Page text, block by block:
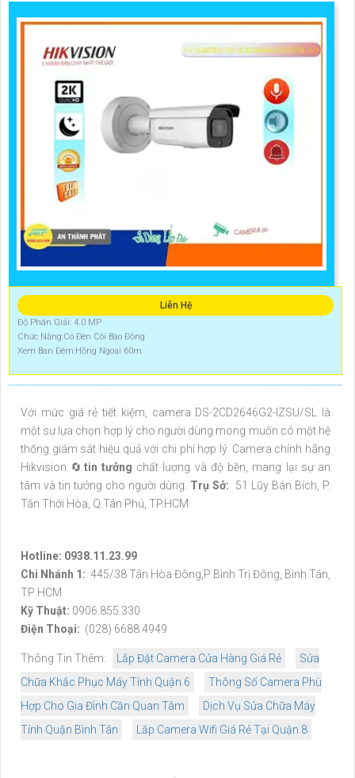
Liên Hệ
Độ Phân Giải: 4.0 MP
Chức Năng:Có Đèn Còi Báo Động
Xem Ban Đêm:Hồng Ngoại 60m
Với mức giá rẻ tiết kiệm, camera DS-2CD2646G2-IZSU/SL là
một sự lựa chọn hợp lý cho người dùng mong muốn có một hệ
thống giám sát hiệu quả với chi phí hợp lý. Camera chính hãng
Hikvision 🔄 tin tưởng chất lượng và độ bền, mang lại sự an
tâm và tin tưởng cho người dùng. Trụ Sở:
51 Lũy Bán Bích, P.
Tân Thới Hòa, Q.Tân Phú, TP.HCM
Hotline: 0938.11.23.99
Chi Nhánh 1: 445/38 Tân Hòa Đông,P Bình Trị Đông, Bình Tân,
TP HCM
Kỹ Thuật: 0906.855.330
Điện Thoại: (028) 6688.4949
Thông Tin Thêm: Lắp Đặt Camera Cửa Hàng Giá Rẻ
Sửa
Chữa Khắc Phục Máy Tính Quận 6
Thông Số Camera Phù
Hợp Cho Gia Đình Cần Quan Tâm
Dịch Vụ Sửa Chữa Máy
Tính Quận Bình Tân
Lắp Camera Wifi Giá Rẻ Tại Quận 8